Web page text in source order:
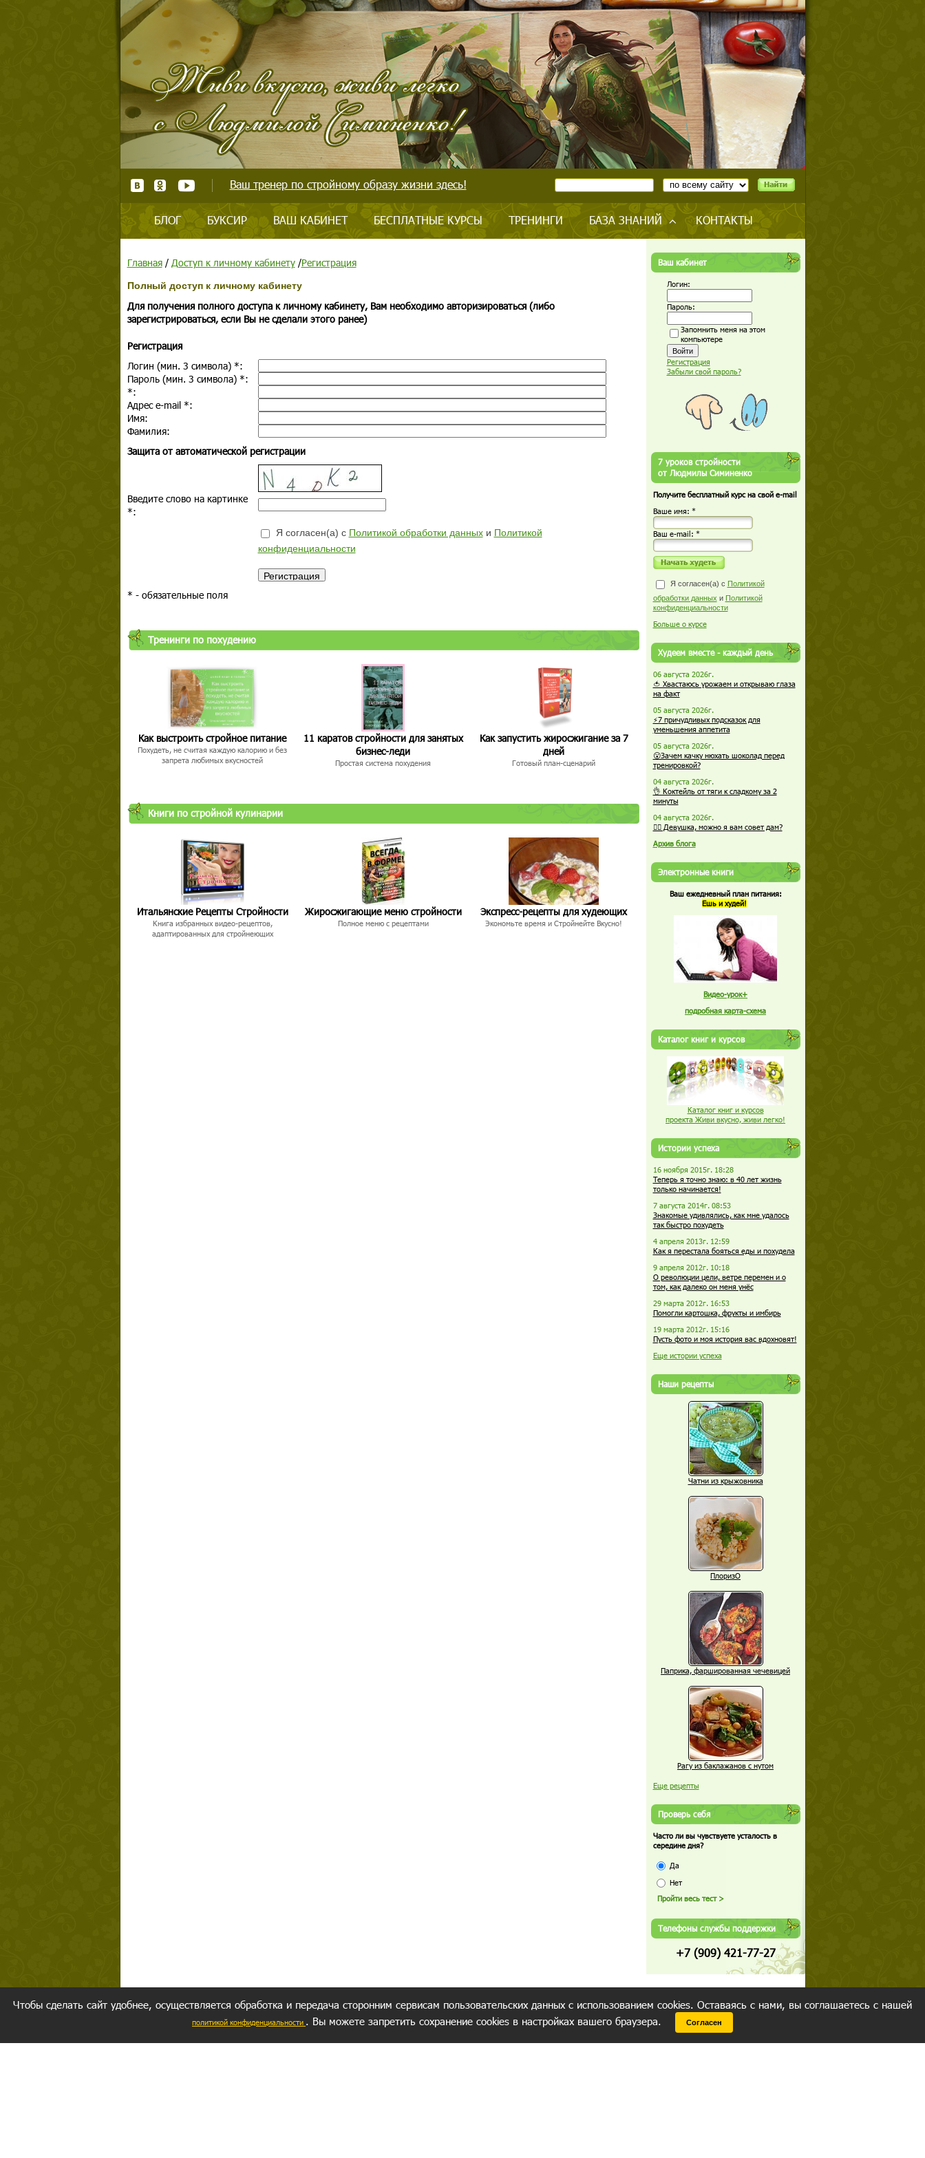
Ваш тренер по стройному образу жизни здесь!
БЛОГ БУКСИР ВАШ КАБИНЕТ БЕСПЛАТНЫЕ КУРСЫ ТРЕНИНГИ БАЗА ЗНАНИЙ КОНТАКТЫ
Главная/ Доступ к личному кабинету/Регистрация
Полный доступ к личному кабинету
Для получения полного доступа к личному кабинету, Вам необходимо авторизироваться (либо
зарегистрироваться, если Вы не сделали этого ранее)
Регистрация
Логин (мин. 3 символа) *:
Пароль (мин. 3 символа) *:
*:
Адрес e-mail *:
Имя:
Фамилия:
Защита от автоматической регистрации
Введите слово на картинке
*:
Я согласен(а) с Политикой обработки данныхи Политикой
конфиденциальности
* - обязательные поля
Тренинги по похудению
Как выстроить стройное питание
Похудеть, не считая каждую калорию и без
запрета любимых вкусностей
11 каратов стройности для занятых
бизнес-леди
Простая система похудения
Как запустить жиросжигание за 7
дней
Готовый план-сценарий
Книги по стройной кулинарии
Итальянские Рецепты Стройности
Книга избранных видео-рецептов,
адаптированных для стройнеющих
Жиросжигающие меню стройности
Полное меню с рецептами
Экспресс-рецепты для худеющих
Экономьте время и Стройнейте Вкусно!
Ваш кабинет
Логин:
Пароль:
Запомнить меня на этом
компьютере
Регистрация
Забыли свой пароль?
7 уроков стройности
от Людмилы Симиненко
Получите бесплатный курс на свой e-mail
Ваше имя: *
Ваш е-mail: *
Я согласен(а) с Политикой
обработки данных и Политикой
конфиденциальности
Больше о курсе
Худеем вместе - каждый день
06 августа 2026г.
🍅 Хвастаюсь урожаем и открываю глаза
на факт
05 августа 2026г.
⚡7 причудливых подсказок для
уменьшения аппетита
05 августа 2026г.
😮Зачем качку нюхать шоколад перед
тренировкой?
04 августа 2026г.
👌 Коктейль от тяги к сладкому за 2
минуты
04 августа 2026г.
🏋️‍♀️ Девушка, можно я вам совет дам?
Архив блога
Электронные книги
Ваш ежедневный план питания:
Ешь и худей!
Видео-урок+
подробная карта-схема
Каталог книг и курсов
Каталог книг и курсов
проекта Живи вкусно, живи легко!
Истории успеха
16 ноября 2015г. 18:28
Теперь я точно знаю: в 40 лет жизнь
только начинается!
7 августа 2014г. 08:53
Знакомые удивлялись, как мне удалось
так быстро похудеть
4 апреля 2013г. 12:59
Как я перестала бояться еды и похудела
9 апреля 2012г. 10:18
О революции цели, ветре перемен и о
том, как далеко он меня унёс
29 марта 2012г. 16:53
Помогли картошка, фрукты и имбирь
19 марта 2012г. 15:16
Пусть фото и моя история вас вдохновят!
Еще истории успеха
Наши рецепты
Чатни из крыжовника
ПлоризО
Паприка, фаршированная чечевицей
Рагу из баклажанов с нутом
Еще рецепты
Проверь себя
Часто ли вы чувствуете усталость в
середине дня?
Да
Нет
Телефоны службы поддержки
+7 (909) 421-77-27
Чтобы сделать сайт удобнее, осуществляется обработка и передача сторонним сервисам пользовательских данных с использованием cookies. Оставаясь с нами, вы соглашаетесь с нашей
политикой конфиденциальности . Вы можете запретить сохранение cookies в настройках вашего браузера. Согласен